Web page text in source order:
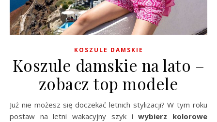
KOSZULE DAMSKIE
Koszule damskie na lato –
zobacz top modele
Już nie możesz się doczekać letnich stylizacji? W tym roku
postaw na letni wakacyjny szyk iwybierz kolorowe